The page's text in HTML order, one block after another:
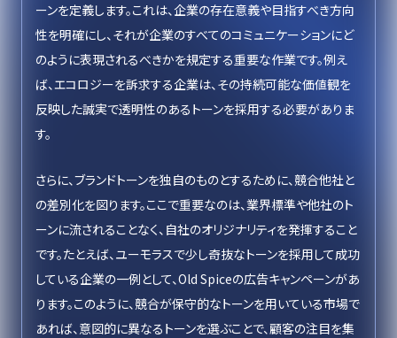
ーンを定義します。これは、企業の存在意義や目指すべき方向
性を明確にし、それが企業のすべてのコミュニケーションにど
のように表現されるべきかを規定する重要な作業です。例え
ば、エコロジーを訴求する企業は、その持続可能な価値観を
反映した誠実で透明性のあるトーンを採用する必要がありま
す。
さらに、ブランドトーンを独自のものとするために、競合他社と
の差別化を図ります。ここで重要なのは、業界標準や他社のト
ーンに流されることなく、自社のオリジナリティを発揮すること
です。たとえば、ユーモラスで少し奇抜なトーンを採用して成功
している企業の一例として、Old Spiceの広告キャンペーンがあ
ります。このように、競合が保守的なトーンを用いている市場で
あれば、意図的に異なるトーンを選ぶことで、顧客の注目を集